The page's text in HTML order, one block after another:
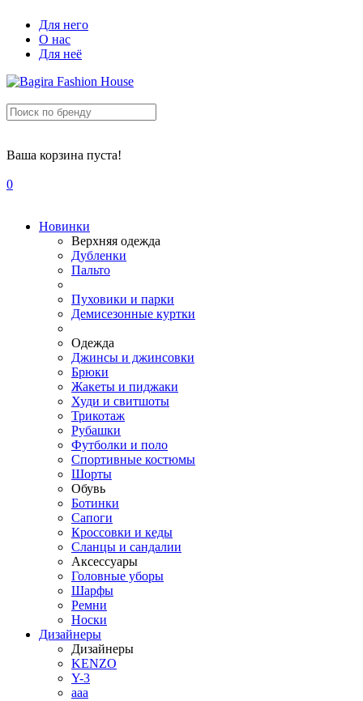
Для него
О нас
Для неё
Ваша корзина пуста!
0
Новинки
Верхняя одежда
Дубленки
Пальто
Пуховики и парки
Демисезонные куртки
Одежда
Джинсы и джинсовки
Брюки
Жакеты и пиджаки
Худи и свитшоты
Трикотаж
Рубашки
Футболки и поло
Спортивные костюмы
Шорты
Обувь
Ботинки
Сапоги
Кроссовки и кеды
Сланцы и сандалии
Аксессуары
Головные уборы
Шарфы
Ремни
Носки
Дизайнеры
Дизайнеры
KENZO
Y-3
aaa